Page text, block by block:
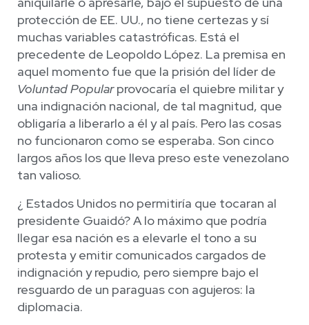
protección de EE. UU., no tiene certezas y sí
muchas variables catastróficas. Está el
precedente de Leopoldo López. La premisa en
aquel momento fue que la prisión del líder de
Voluntad Popularprovocaría el quiebre militar y
una indignación nacional, de tal magnitud, que
obligaría a liberarlo a él y al país. Pero las cosas
no funcionaron como se esperaba. Son cinco
largos años los que lleva preso este venezolano
tan valioso.
¿ Estados Unidos no permitiría que tocaran al
presidente Guaidó? A lo máximo que podría
llegar esa nación es a elevarle el tono a su
protesta y emitir comunicados cargados de
indignación y repudio, pero siempre bajo el
resguardo de un paraguas con agujeros: la
diplomacia.